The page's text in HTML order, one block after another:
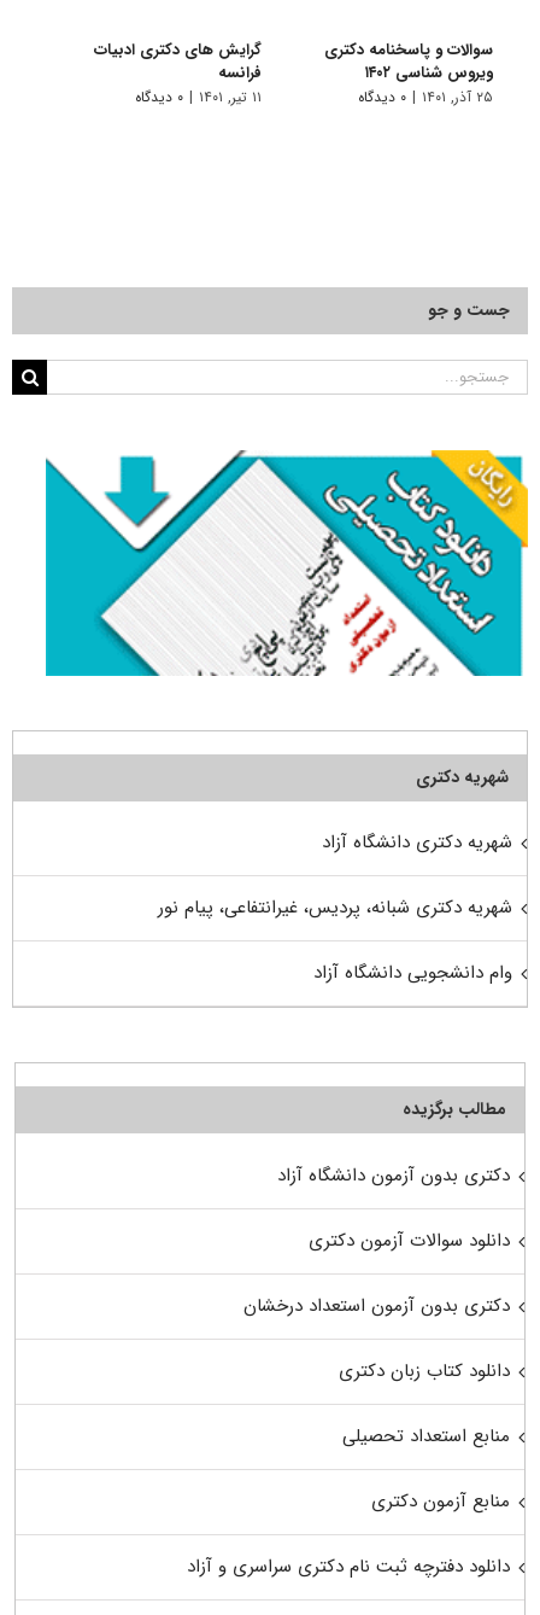
سوالات و پاسخنامه دکتری
ویروس شناسی ۱۴۰۲
۲۵ آذر, ۱۴۰۱ | ۰ دیدگاه
گرایش های دکتری ادبیات
فراﻧﺴﻪ
۱۱ تیر, ۱۴۰۱ | ۰ دیدگاه
جست و جو
جستجو
شهریه دکتری
شهریه دکتری دانشگاه آزاد
شهریه دکتری شبانه، پردیس، غیرانتفاعی، پیام نور
وام دانشجویی دانشگاه آزاد
مطالب برگزیده
دکتری بدون آزمون دانشگاه آزاد
دانلود سوالات آزمون دکتری
دکتری بدون آزمون استعداد درخشان
دانلود کتاب زبان دکتری
منابع استعداد تحصیلی
منابع آزمون دکتری
دانلود دفترچه ثبت نام دکتری سراسری و آزاد